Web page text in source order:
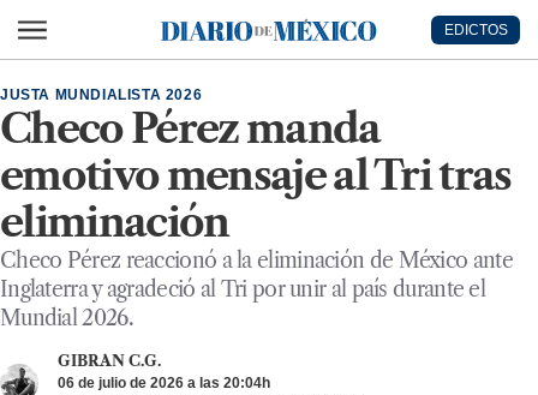
Diario de México
EDICTOS
Checo Pérez manda
emotivo mensaje al Tri tras
eliminación
JUSTA MUNDIALISTA 2026
Checo Pérez reaccionó a la eliminación de México ante
Inglaterra y agradeció al Tri por unir al país durante el
Mundial 2026.
GIBRAN C.G.
06 de julio de 2026 a las 20:04h